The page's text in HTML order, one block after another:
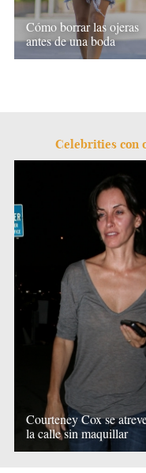
Cómo borrar las ojeras
antes de una boda
Celebrities con
Courteney Cox se
la calle sin maquillar